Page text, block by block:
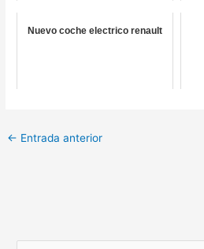
Nuevo coche electrico renault
← Entrada anterior